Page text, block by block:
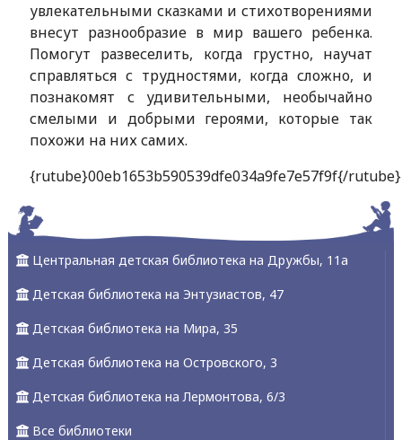
увлекательными сказками и стихотворениями
внесут разнообразие в мир вашего ребенка.
Помогут развеселить, когда грустно, научат
справляться с трудностями, когда сложно, и
познакомят с удивительными, необычайно
смелыми и добрыми героями, которые так
похожи на них самих.
{rutube}00eb1653b590539dfe034a9fe7e57f9f{/rutube}
Центральная детская библиотека на Дружбы, 11а
Детская библиотека на Энтузиастов, 47
Детская библиотека на Мира, 35
Детская библиотека на Островского, 3
Детская библиотека на Лермонтова, 6/3
Все библиотеки